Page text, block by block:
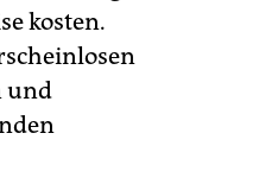
kosten.
und